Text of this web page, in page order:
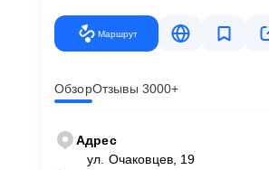
Маршрут
ОбзорОтзывы 3000+
Адрес
ул. Очаковцев, 19